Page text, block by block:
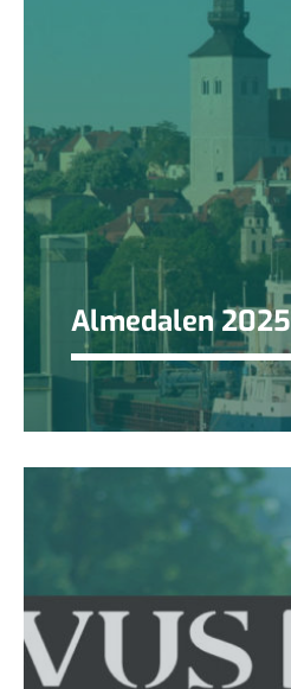
Almedalen 2025